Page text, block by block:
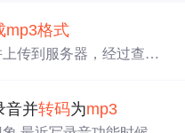
mp3格式
传到服务器，经过查资
wget http://do
3.100.tar.gz ...
音并转码为mp3